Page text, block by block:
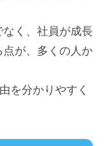
く、社員が成長
が、多くの人か
を分かりやすく